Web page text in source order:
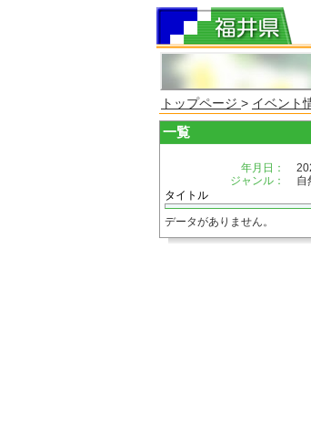
トップページ > イベント
一覧
年月日：
ジャンル：
自
タイトル
データがありません。